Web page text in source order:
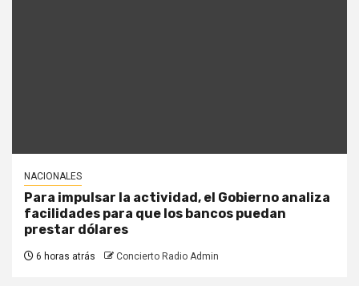
NACIONALES
Para impulsar la actividad, el Gobierno analiza
facilidades para que los bancos puedan
prestar dólares
6 horas atrás Concierto Radio Admin